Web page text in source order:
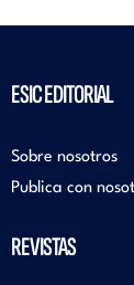
ESIC EDITORIAL
Sobre nosotros
Publica con
REVISTAS